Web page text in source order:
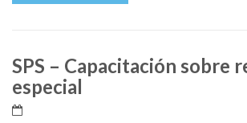
SPS – Capacitación sobre
especial